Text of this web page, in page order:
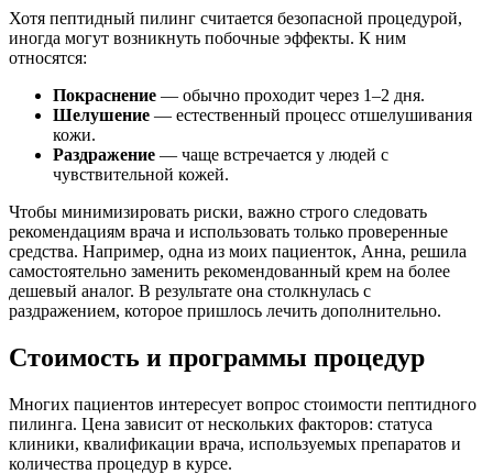
Хотя пептидный пилинг считается безопасной процедурой,
иногда могут возникнуть побочные эффекты. К ним
относятся:
Покраснение — обычно проходит через 1–2 дня.
Шелушение — естественный процесс отшелушивания
кожи.
Раздражение — чаще встречается у людей с
чувствительной кожей.
Чтобы минимизировать риски, важно строго следовать
рекомендациям врача и использовать только проверенные
средства. Например, одна из моих пациенток, Анна, решила
самостоятельно заменить рекомендованный крем на более
дешевый аналог. В результате она столкнулась с
раздражением, которое пришлось лечить дополнительно.
Стоимость и программы процедур
Многих пациентов интересует вопрос стоимости пептидного
пилинга. Цена зависит от нескольких факторов: статуса
клиники, квалификации врача, используемых препаратов и
количества процедур в курсе.